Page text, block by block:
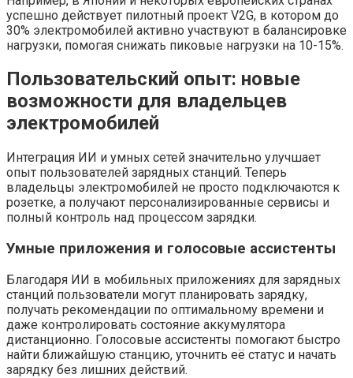
успешно действует пилотный проект V2G, в котором до
30% электромобилей активно участвуют в балансировке
нагрузки, помогая снижать пиковые нагрузки на 10-15%.
Пользовательский опыт: новые
возможности для владельцев
электромобилей
Интеграция ИИ и умных сетей значительно улучшает
опыт пользователей зарядных станций. Теперь
владельцы электромобилей не просто подключаются к
розетке, а получают персонализированные сервисы и
полный контроль над процессом зарядки.
Умные приложения и голосовые ассистенты
Благодаря ИИ в мобильных приложениях для зарядных
станций пользователи могут планировать зарядку,
получать рекомендации по оптимальному времени и
даже контролировать состояние аккумулятора
дистанционно. Голосовые ассистенты помогают быстро
найти ближайшую станцию, уточнить её статус и начать
зарядку без лишних действий.